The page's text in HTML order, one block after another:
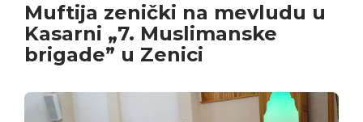
Muftija zenički na mevludu u
Kasarni „7. Muslimanske
brigade” u Zenici